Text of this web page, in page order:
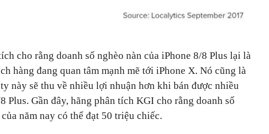
cho rằng doanh số nghèo nàn của iPhone 8/8 Plus lại là
hàng đang quan tâm mạnh mẽ tới iPhone X. Nó cũng là
này sẽ thu về nhiều lợi nhuận hơn khi bán được nhiều
Plus. Gần đây, hãng phân tích KGI cho rằng doanh số
năm nay có thể đạt 50 triệu chiếc.